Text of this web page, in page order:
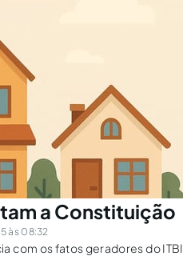
a Constituição
às 08:32
com os fatos geradores do ITBI